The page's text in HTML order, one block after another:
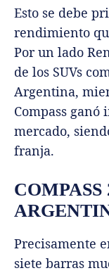
Esto se debe
rendimiento
Por un lado
de los SUVs
Argentina,
Compass
mercado,
franja.
Precisamente
siete barras